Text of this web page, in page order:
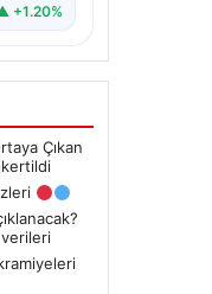
+1.20%
Çıkan